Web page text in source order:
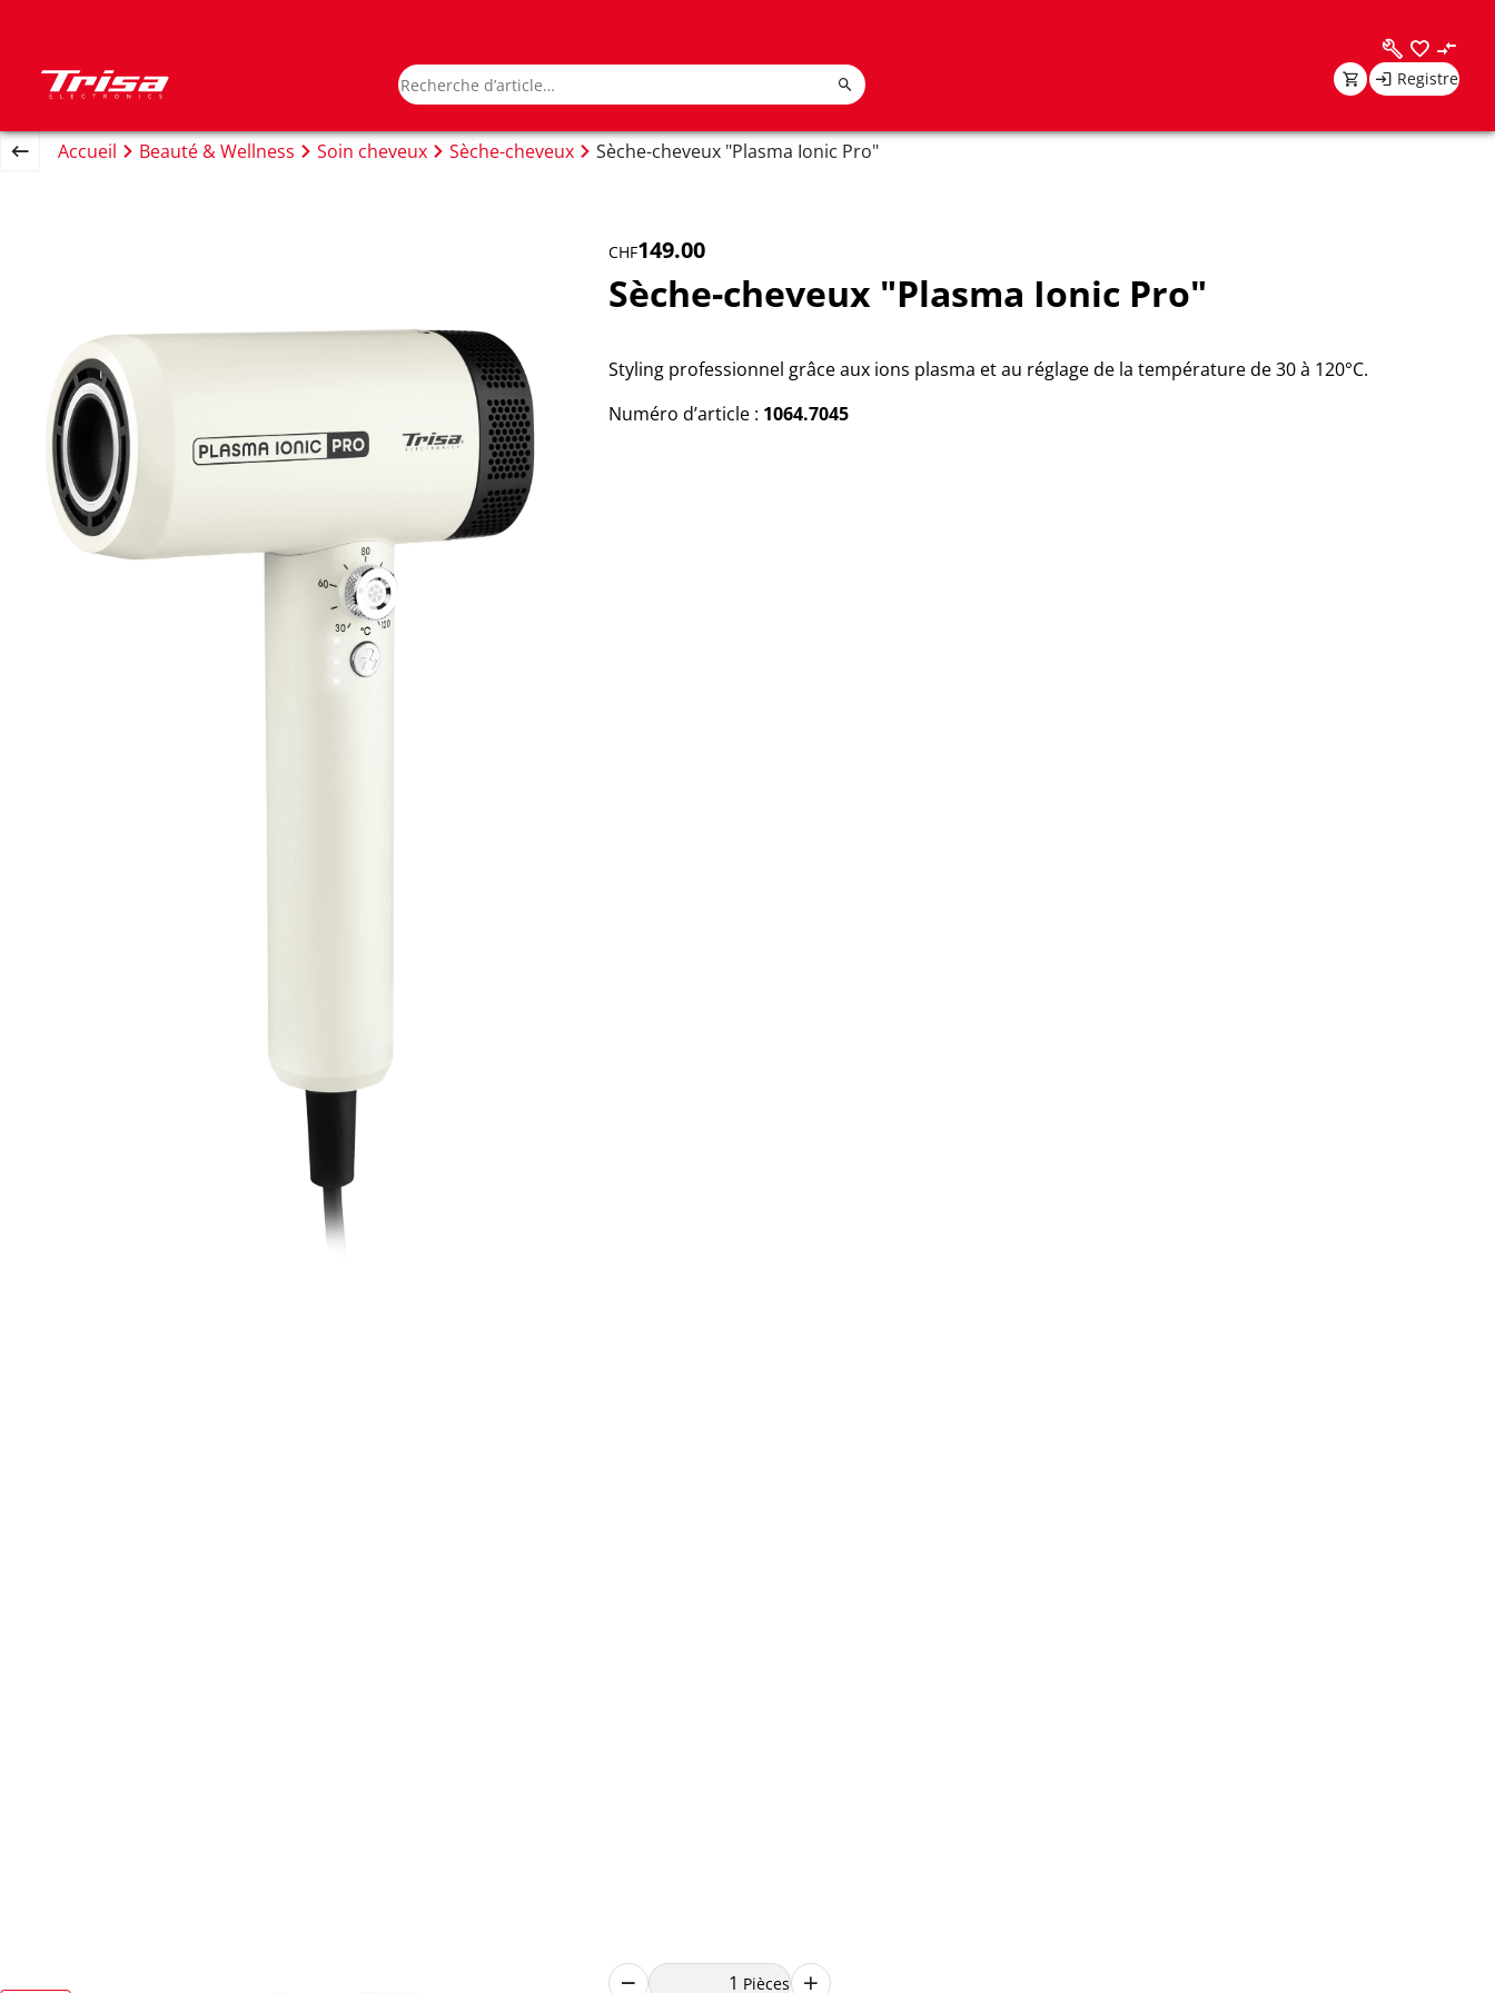
Registre
Accueil Beauté & Wellness Soin cheveux Sèche-cheveux Sèche-cheveux "Plasma Ionic Pro"
CHF149.00
Sèche-cheveux "Plasma Ionic Pro"
Styling professionnel grâce aux ions plasma et au réglage de la température de 30 à 120°C.
Numéro d’article : 1064.7045
Pièces